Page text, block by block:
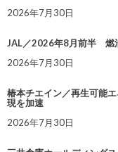
2026年7月30日
JAL／2026年8月前半 燃
2026年7月30日
椿本チエイン／再生可能
現を加速
2026年7月30日